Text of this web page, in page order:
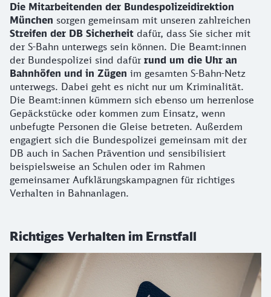
Die Mitarbeitenden der Bundespolizeidirektion
München sorgen gemeinsam mit unseren zahlreichen
Streifen der DB Sicherheit dafür, dass Sie sicher mit
der S-Bahn unterwegs sein können. Die Beamt:innen
der Bundespolizei sind dafür rund um die Uhr an
Bahnhöfen und in Zügen im gesamten S-Bahn-Netz
unterwegs. Dabei geht es nicht nur um Kriminalität.
Die Beamt:innen kümmern sich ebenso um herrenlose
Gepäckstücke oder kommen zum Einsatz, wenn
unbefugte Personen die Gleise betreten. Außerdem
engagiert sich die Bundespolizei gemeinsam mit der
DB auch in Sachen Prävention und sensibilisiert
beispielsweise an Schulen oder im Rahmen
gemeinsamer Aufklärungskampagnen für richtiges
Verhalten in Bahnanlagen.
Richtiges Verhalten im Ernstfall